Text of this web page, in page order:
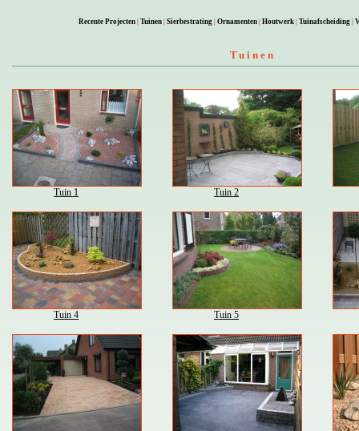
Recente Projecten Tuinen Sierbestrating Ornamenten Houtwerk Tuinafscheiding
Tuinen
Tuin 1 Tuin 2
Tuin 4 Tuin 5